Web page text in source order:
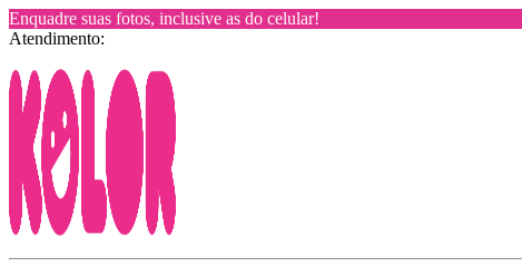
Enquadre suas fotos, inclusive as do celular!
Atendimento: